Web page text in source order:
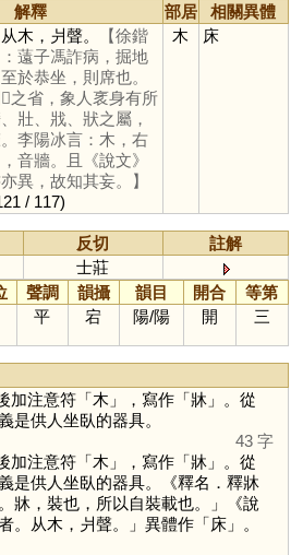
解釋 部居
相關異體
木，爿聲。
【徐鍇
薳子馮詐病，掘地
於恭坐，則席也。
之省，象人衺身有所
壯、戕、狀之屬，
李陽冰言：木，右
音牆。且《說文》
異，故知其妄。】
/ 117)
木 床
反切
註解
士莊
聲調 韻攝 韻目 開合
等第
平 宕 陽/陽 開 三
加注意符「木」，寫作「牀」。從
是供人坐臥的器具。
43 字
加注意符「木」，寫作「牀」。從
是供人坐臥的器具。《釋名．釋牀
牀，裝也，所以自裝載也。」《說
。从木，爿聲。」異體作「床」。